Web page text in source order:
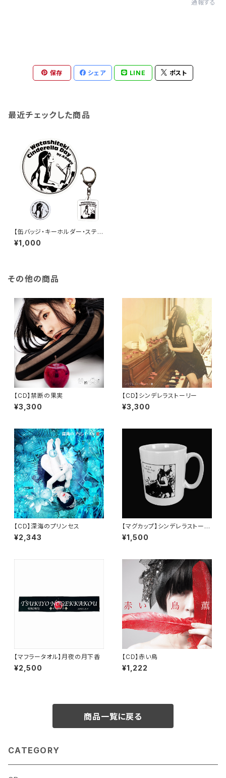
通報する
保存 シェア LINE ポスト
最近チェックした商品
【缶バッジ・キーホルダー・ステッ
カー 3点セット】私的シンデレラ
デーVol.3 〜電波編〜
¥1,000
その他の商品
【CD】禁断の果実
¥3,300
【CD】シンデレラストーリー
¥3,300
【CD】深海のプリンセス
¥2,343
【マグカップ】シンデレラストーリ
ー
¥1,500
【マフラータオル】月夜の月下香
¥2,500
【CD】赤い鳥
¥1,222
商品一覧に戻る
CATEGORY